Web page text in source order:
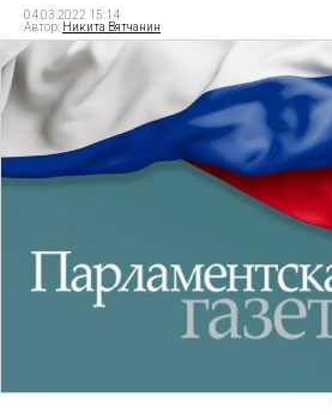
04.03.2022 15:14
Автор: Никита Вятчанин